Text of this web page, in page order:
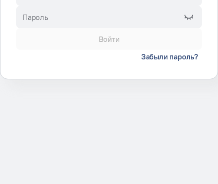
Пароль
Войти
Забыли пароль?